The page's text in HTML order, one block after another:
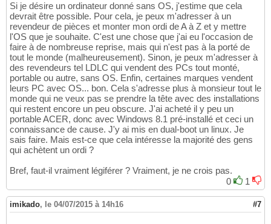
Si je désire un ordinateur donné sans OS, j'estime que cela
devrait être possible. Pour cela, je peux m'adresser à un
revendeur de pièces et monter mon ordi de A à Z et y mettre
l'OS que je souhaite. C'est une chose que j'ai eu l'occasion de
faire à de nombreuse reprise, mais qui n'est pas à la porté de
tout le monde (malheureusement). Sinon, je peux m'adresser à
des revendeurs tel LDLC qui vendent des PCs tout monté,
portable ou autre, sans OS. Enfin, certaines marques vendent
leurs PC avec OS... bon. Cela s'adresse plus à monsieur tout le
monde qui ne veux pas se prendre la tête avec des installations
qui restent encore un peu obscure. J'ai acheté il y peu un
portable ACER, donc avec Windows 8.1 pré-installé et ceci un
connaissance de cause. J'y ai mis en dual-boot un linux. Je
sais faire. Mais est-ce que cela intéresse la majorité des gens
qui achètent un ordi ?
Bref, faut-il vraiment légiférer ? Vraiment, je ne crois pas.
0
1
imikado, le 04/07/2015 à 14h16 #7